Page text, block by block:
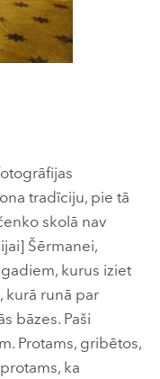
tradīciju, pie tā
skolā nav
Šērmanei,
kurus iziet
kurā runā par
bāzes. Paši
Protams, gribētos,
ka